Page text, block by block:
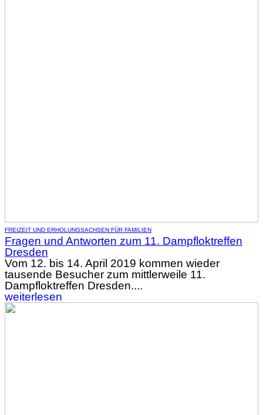
FREIZEIT UND ERHOLUNGSACHSEN FÜR FAMILIEN
Fragen und Antworten zum 11. Dampfloktreffen
Dresden
Vom 12. bis 14. April 2019 kommen wieder
tausende Besucher zum mittlerweile 11.
Dampfloktreffen Dresden....
weiterlesen